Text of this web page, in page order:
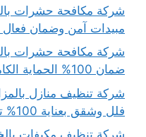
مبيدات آمن وضمان فعال 99% تواصل الان
ضمان 100% الحماية الكاملة لمنزلك
فلل وشقق بعناية 100% تواصل بنا الان